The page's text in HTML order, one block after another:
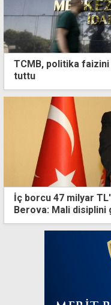
TCMB, politika
tuttu
İç borcu 47 milyar
Berova: Mali
kalıcı olarak artırdık